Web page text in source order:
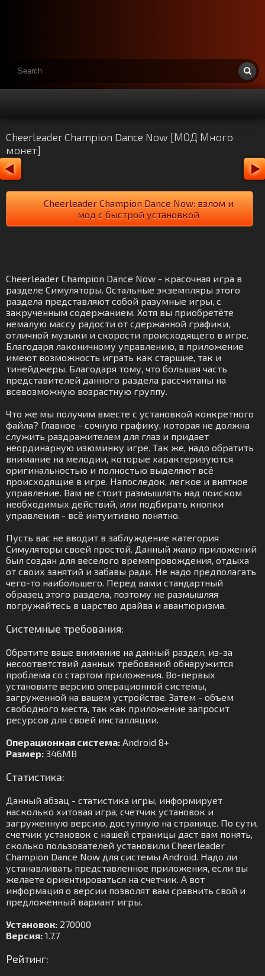
Cheerleader Champion Dance Now [МОД Много
монет]
Cheerleader Champion Dance Now: взлом и
мод с быстрой установкой
Cheerleader Champion Dance Now - красочная игра в
разделе Симуляторы. Остальные экземпляры этого
раздела представляют собой разумные игры, с
закрученным содержанием. Хотя вы приобретёте
немалую массу радости от сдержанной графики,
отличной музыки и скорости происходящего в игре.
Благодаря лаконичному управлению, в приложение
имеют возможность играть как старшие, так и
тинейджеры. Благодаря тому, что большая часть
представителей данного раздела рассчитаны на
всевозможную возрастную группу.
Что же мы получим вместе с установкой конкретного
файла? Главное - сочную графику, которая не должна
служить раздражителем для глаз и придает
неординарную изюминку игре. Так же, надо обратить
внимание на мелодии, которые характеризуются
оригинальностью и полностью выделяют всё
происходящие в игре. Напоследок, легкое и внятное
управление. Вам не стоит размышлять над поиском
необходимых действий, или подбирать кнопки
управления - всё интуитивно понятно.
Пусть вас не вводит в заблуждение категория
Симуляторы своей простой. Данный жанр приложений
был создан для веселого времяпровождения, отдыха
от своих занятий и забавы ради. Не надо предполагать
чего-то наибольшего. Перед вами стандартный
образец этого раздела, поэтому не размышляя
погружайтесь в царство драйва и авантюризма.
Системные требования:
Обратите ваше внимание на данный раздел, из-за
несоответствий данных требований обнаружится
проблема со стартом приложения. Во-первых
установите версию операционной системы,
загруженной на вашем устройстве. Затем - объем
свободного места, так как приложение запросит
ресурсов для своей инсталляции.
Операционная система: Android 8+
Размер: 346MB
Статистика:
Данный абзац - статистика игры, информирует
насколько хитовая игра, счетчик установок и
загруженную версию, доступную на странице. По сути,
счетчик установок с нашей страницы даст вам понять,
сколько пользователей установили Cheerleader
Champion Dance Now для системы Android. Надо ли
устанавливать представленное приложения, если вы
желаете ориентироваться на счетчик. А вот
информация о версии позволят вам сравнить свой и
предложенный вариант игры.
Установок: 270000
Версия: 1.7.7
Рейтинг: